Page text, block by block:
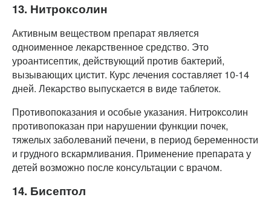
13. Нитроксолин
Активным веществом препарат является
одноименное лекарственное средство. Это
уроантисептик, действующий против бактерий,
вызывающих цистит. Курс лечения составляет 10-14
дней. Лекарство выпускается в виде таблеток.
Противопоказания и особые указания. Нитроксолин
противопоказан при нарушении функции почек,
тяжелых заболеваний печени, в период беременности
и грудного вскармливания. Применение препарата у
детей возможно после консультации с врачом.
14. Бисептол